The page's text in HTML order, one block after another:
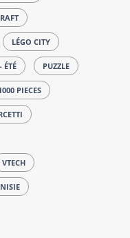
LÉGO CITY
ÉTÉ PUZZLE
PIECES
VTECH